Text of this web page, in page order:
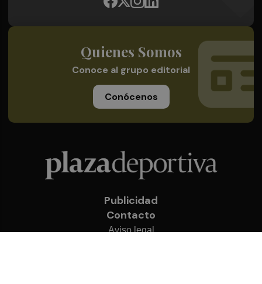
Quienes Somos
Conoce al grupo editorial
Conócenos
Publicidad
Contacto
Aviso legal